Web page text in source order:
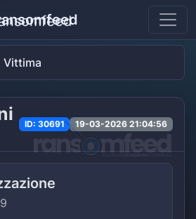
Vittima
ID: 30691 19-03-2026 21:04:56